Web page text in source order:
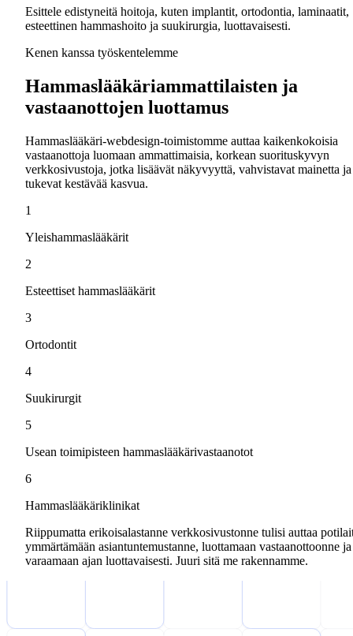
Esittele edistyneitä hoitoja, kuten implantit, ortodontia, laminaatit,
esteettinen hammashoito ja suukirurgia, luottavaisesti.
Kenen kanssa työskentelemme
Hammaslääkäriammattilaisten ja
vastaanottojen luottamus
Hammaslääkäri-webdesign-toimistomme auttaa kaikenkokoisia
vastaanottoja luomaan ammattimaisia, korkean suorituskyvyn
verkkosivustoja, jotka lisäävät näkyvyyttä, vahvistavat mainetta ja
tukevat kestävää kasvua.
1
Yleishammaslääkärit
2
Esteettiset hammaslääkärit
3
Ortodontit
4
Suukirurgit
5
Usean toimipisteen hammaslääkärivastaanotot
6
Hammaslääkäriklinikat
Riippumatta erikoisalastanne verkkosivustonne tulisi auttaa
ymmärtämään asiantuntemustanne, luottamaan vastaanottoonne ja
varaamaan ajan luottavaisesti. Juuri sitä me rakennamme.